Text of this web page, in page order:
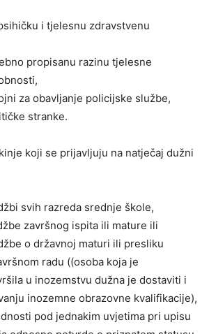
i tjelesnu zdravstvenu
propisanu razinu tjelesne
za obavljanje policijske službe,
stranke.
koji se prijavljuju na natječaj dužni
svih razreda srednje škole,
završnog ispita ili mature ili
o državnoj maturi ili presliku
radu ((osoba koja je
u inozemstvu dužna je dostaviti i
inozemne obrazovne kvalifikacije),
pod jednakim uvjetima pri upisu